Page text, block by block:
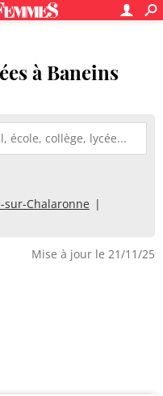
à Baneins
sur-Chalaronne
Mise à jour le 21/11/25